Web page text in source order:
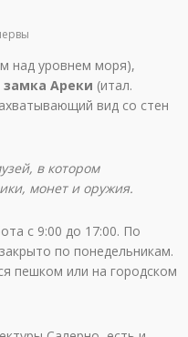
над уровнем моря),
Ареки (итал.
вид со стен
в котором
монет и оружия.
с 9:00 до 17:00. По
по понедельникам.
пешком или на городском